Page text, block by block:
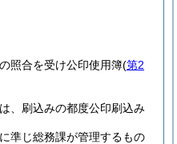
照合を受け公印使用簿(第2
、刷込みの都度公印刷込み
準じ総務課が管理するもの